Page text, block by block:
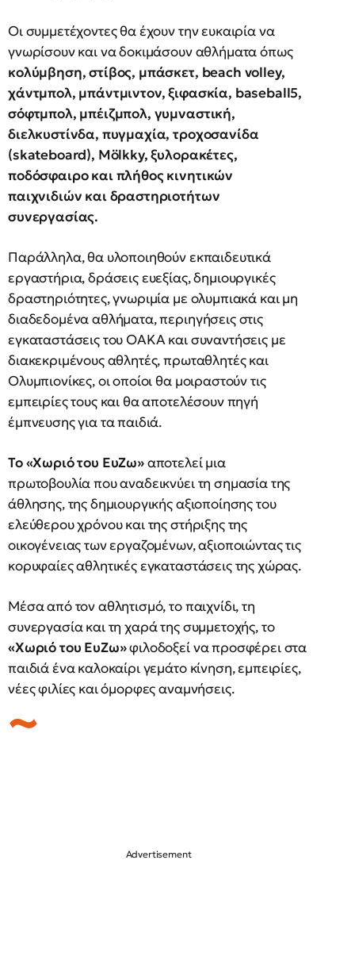
Οι συμμετέχοντες θα έχουν την ευκαιρία να
γνωρίσουν και να δοκιμάσουν αθλήματα όπως
κολύμβηση, στίβος, μπάσκετ, beach volley,
χάντμπολ, μπάντμιντον, ξιφασκία, baseball5,
σόφτμπολ, μπέιζμπολ, γυμναστική,
διελκυστίνδα, πυγμαχία, τροχοσανίδα
(skateboard), Mölkky, ξυλορακέτες,
ποδόσφαιρο και πλήθος κινητικών
παιχνιδιών και δραστηριοτήτων
συνεργασίας.
Παράλληλα, θα υλοποιηθούν εκπαιδευτικά
εργαστήρια, δράσεις ευεξίας, δημιουργικές
δραστηριότητες, γνωριμία με ολυμπιακά και μη
διαδεδομένα αθλήματα, περιηγήσεις στις
εγκαταστάσεις του ΟΑΚΑ και συναντήσεις με
διακεκριμένους αθλητές, πρωταθλητές και
Ολυμπιονίκες, οι οποίοι θα μοιραστούν τις
εμπειρίες τους και θα αποτελέσουν πηγή
έμπνευσης για τα παιδιά.
Το «Χωριό του ΕυΖω»αποτελεί μια
πρωτοβουλία που αναδεικνύει τη σημασία της
άθλησης, της δημιουργικής αξιοποίησης του
ελεύθερου χρόνου και της στήριξης της
οικογένειας των εργαζομένων, αξιοποιώντας τις
κορυφαίες αθλητικές εγκαταστάσεις της χώρας.
Μέσα από τον αθλητισμό, το παιχνίδι, τη
συνεργασία και τη χαρά της συμμετοχής, το
«Χωριό του ΕυΖω»φιλοδοξεί να προσφέρει στα
παιδιά ένα καλοκαίρι γεμάτο κίνηση, εμπειρίες,
νέες φιλίες και όμορφες αναμνήσεις.